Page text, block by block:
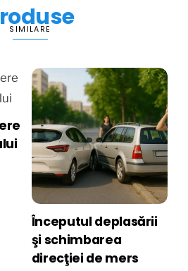
SIMILARE
Începutul deplasării
şi schimbarea
direcţiei de mers